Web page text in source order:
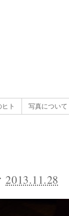
ト 写真について
2013.11.28